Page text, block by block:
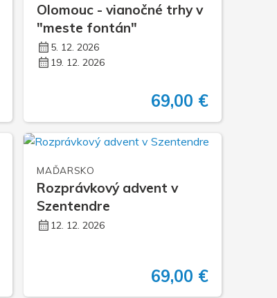
Olomouc - vianočné trhy v
"meste fontán"
5. 12. 2026
19. 12. 2026
69,00 €
MAĎARSKO
Rozprávkový advent v
Szentendre
12. 12. 2026
69,00 €